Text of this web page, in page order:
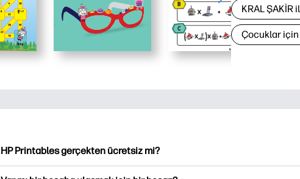
KRAL ŞAKİR
Çocuklar
HP Printables gerçekten ücretsiz mi?